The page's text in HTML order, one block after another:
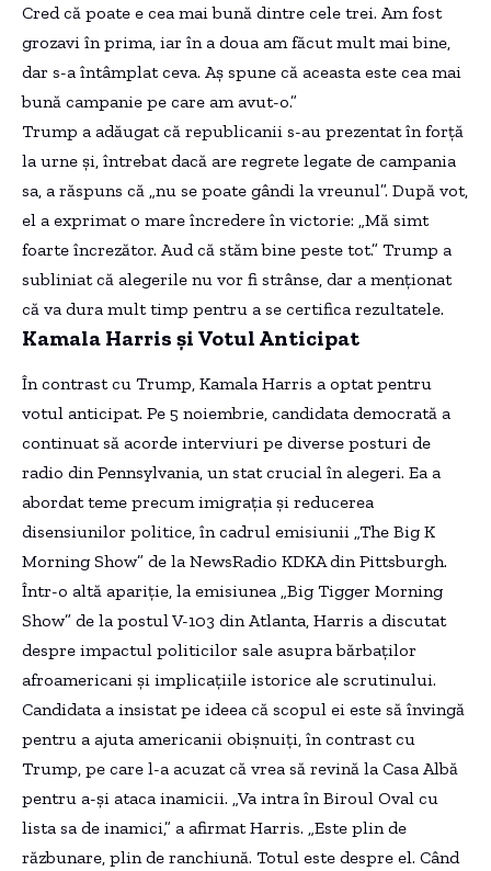
Cred că poate e cea mai bună dintre cele trei. Am fost
grozavi în prima, iar în a doua am făcut mult mai bine,
dar s-a întâmplat ceva. Aș spune că aceasta este cea mai
bună campanie pe care am avut-o.”
Trump a adăugat că republicanii s-au prezentat în forță
la urne și, întrebat dacă are regrete legate de campania
sa, a răspuns că „nu se poate gândi la vreunul”. După vot,
el a exprimat o mare încredere în victorie: „Mă simt
foarte încrezător. Aud că stăm bine peste tot.” Trump a
subliniat că alegerile nu vor fi strânse, dar a menționat
că va dura mult timp pentru a se certifica rezultatele.
Kamala Harris și Votul Anticipat
În contrast cu Trump, Kamala Harris a optat pentru
votul anticipat. Pe 5 noiembrie, candidata democrată a
continuat să acorde interviuri pe diverse posturi de
radio din Pennsylvania, un stat crucial în alegeri. Ea a
abordat teme precum imigrația și reducerea
disensiunilor politice, în cadrul emisiunii „The Big K
Morning Show” de la NewsRadio KDKA din Pittsburgh.
Într-o altă apariție, la emisiunea „Big Tigger Morning
Show” de la postul V-103 din Atlanta, Harris a discutat
despre impactul politicilor sale asupra bărbaților
afroamericani și implicațiile istorice ale scrutinului.
Candidata a insistat pe ideea că scopul ei este să învingă
pentru a ajuta americanii obișnuiți, în contrast cu
Trump, pe care l-a acuzat că vrea să revină la Casa Albă
pentru a-și ataca inamicii. „Va intra în Biroul Oval cu
lista sa de inamici,” a afirmat Harris. „Este plin de
răzbunare, plin de ranchiună. Totul este despre el. Când